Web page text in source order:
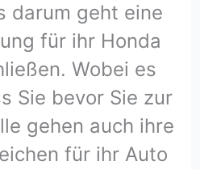
darum geht eine
für ihr Honda
Wobei es
Sie bevor Sie zur
gehen auch ihre
für ihr Auto